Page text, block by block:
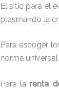
El sitio para el
plasmando la
Para escoger
norma
Para larenta